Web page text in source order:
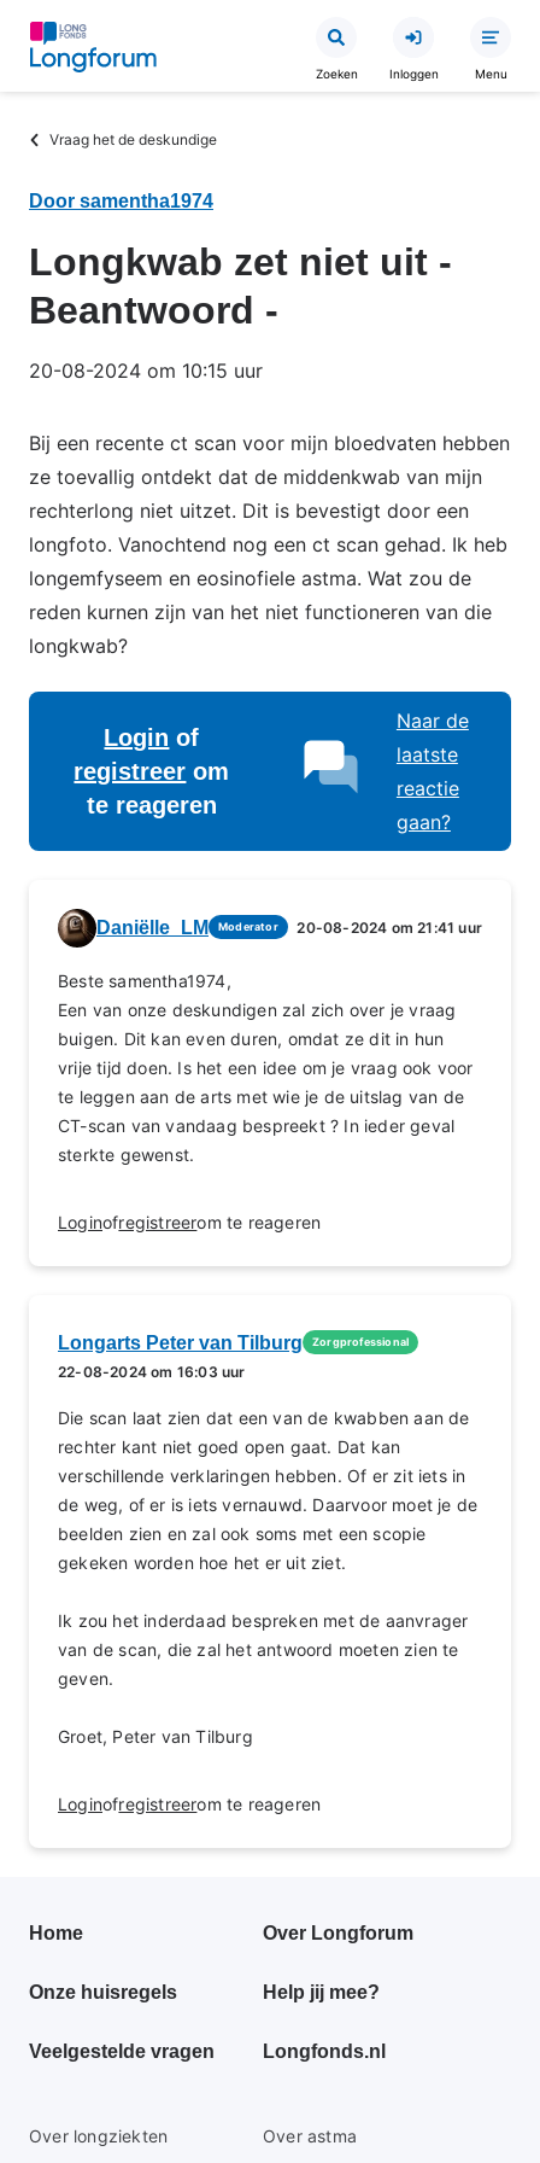
Overslaan
inhoud
Zoeken Inloggen Menu
Kruimelpad
Vraag het de deskundige
Door samentha1974
Longkwab zet niet uit -
Beantwoord -
20-08-2024 om 10:15 uur
Bij een recente ct scan voor mijn bloedvaten hebben
ze toevallig ontdekt dat de middenkwab van mijn
rechterlong niet uitzet. Dit is bevestigt door een
longfoto. Vanochtend nog een ct scan gehad. Ik heb
longemfyseem en eosinofiele astma. Wat zou de
reden kurnen zijn van het niet functioneren van die
longkwab?
Login of
registreer om
te reageren
Naar de
laatste
reactie
gaan?
Daniëlle_LM Moderator 20-08-2024 om 21:41 uur
Beste samentha1974,
Een van onze deskundigen zal zich over je vraag
buigen. Dit kan even duren, omdat ze dit in hun
vrije tijd doen. Is het een idee om je vraag ook voor
te leggen aan de arts met wie je de uitslag van de
CT-scan van vandaag bespreekt ? In ieder geval
sterkte gewenst.
Loginofregistreerom te reageren
Longarts Peter van Tilburg Zorgprofessional
22-08-2024 om 16:03 uur
Die scan laat zien dat een van de kwabben aan de
rechter kant niet goed open gaat. Dat kan
verschillende verklaringen hebben. Of er zit iets in
de weg, of er is iets vernauwd. Daarvoor moet je de
beelden zien en zal ook soms met een scopie
gekeken worden hoe het er uit ziet.
Ik zou het inderdaad bespreken met de aanvrager
van de scan, die zal het antwoord moeten zien te
geven.
Groet, Peter van Tilburg
Loginofregistreerom te reageren
Primair
menu
Home Over Longforum
Onze huisregels Help jij mee?
Veelgestelde vragen Longfonds.nl
Secundaire
Over longziekten Over astma